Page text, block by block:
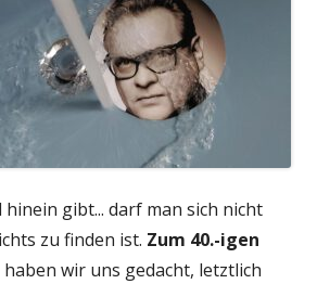
gibt... darf man sich nicht
zu finden ist. Zum 40.-igen
haben wir uns gedacht, letztlich